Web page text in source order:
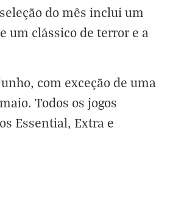
do mês inclui um
um clássico de terror e a
com exceção de uma
Todos os jogos
Essential, Extra e